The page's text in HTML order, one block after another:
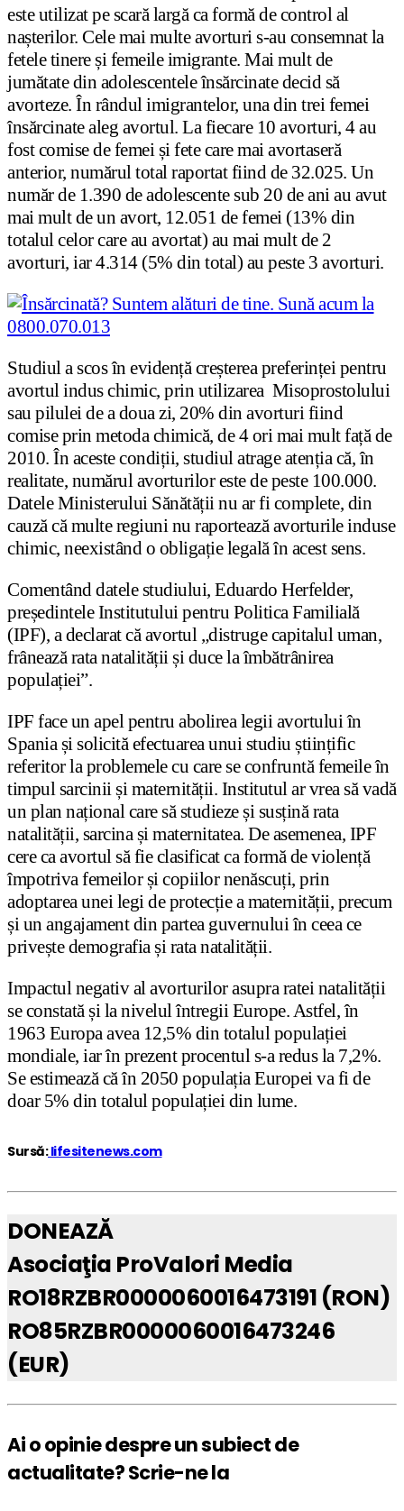
este utilizat pe scară largă ca formă de control al
nașterilor. Cele mai multe avorturi s-au consemnat la
fetele tinere și femeile imigrante. Mai mult de
jumătate din adolescentele însărcinate decid să
avorteze. În rândul imigrantelor, una din trei femei
însărcinate aleg avortul. La fiecare 10 avorturi, 4 au
fost comise de femei și fete care mai avortaseră
anterior, numărul total raportat fiind de 32.025. Un
număr de 1.390 de adolescente sub 20 de ani au avut
mai mult de un avort, 12.051 de femei (13% din
totalul celor care au avortat) au mai mult de 2
avorturi, iar 4.314 (5% din total) au peste 3 avorturi.
Studiul a scos în evidență creșterea preferinței pentru
avortul indus chimic, prin utilizarea Misoprostolului
sau pilulei de a doua zi, 20% din avorturi fiind
comise prin metoda chimică, de 4 ori mai mult față de
2010. În aceste condiții, studiul atrage atenția că, în
realitate, numărul avorturilor este de peste 100.000.
Datele Ministerului Sănătății nu ar fi complete, din
cauză că multe regiuni nu raportează avorturile induse
chimic, neexistând o obligație legală în acest sens.
Comentând datele studiului, Eduardo Herfelder,
președintele Institutului pentru Politica Familială
(IPF), a declarat că avortul „distruge capitalul uman,
frânează rata natalității și duce la îmbătrânirea
populației”.
IPF face un apel pentru abolirea legii avortului în
Spania și solicită efectuarea unui studiu științific
referitor la problemele cu care se confruntă femeile în
timpul sarcinii și maternității. Institutul ar vrea să vadă
un plan național care să studieze și susțină rata
natalității, sarcina și maternitatea. De asemenea, IPF
cere ca avortul să fie clasificat ca formă de violență
împotriva femeilor și copiilor nenăscuți, prin
adoptarea unei legi de protecție a maternității, precum
și un angajament din partea guvernului în ceea ce
privește demografia și rata natalității.
Impactul negativ al avorturilor asupra ratei natalității
se constată și la nivelul întregii Europe. Astfel, în
1963 Europa avea 12,5% din totalul populației
mondiale, iar în prezent procentul s-a redus la 7,2%.
Se estimează că în 2050 populația Europei va fi de
doar 5% din totalul populației din lume.
Sursă:lifesitenews.com
DONEAZĂ
Asociaţia ProValori Media
RO18RZBR0000060016473191 (RON)
RO85RZBR0000060016473246
(EUR)
Ai o opinie despre un subiect de
actualitate? Scrie-ne la